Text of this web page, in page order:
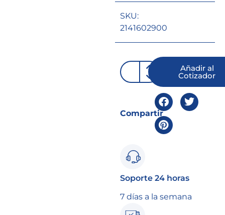
SKU:
2141602900
Añadir al
Cotizador
Compartir
Soporte 24 horas
7 días a la semana